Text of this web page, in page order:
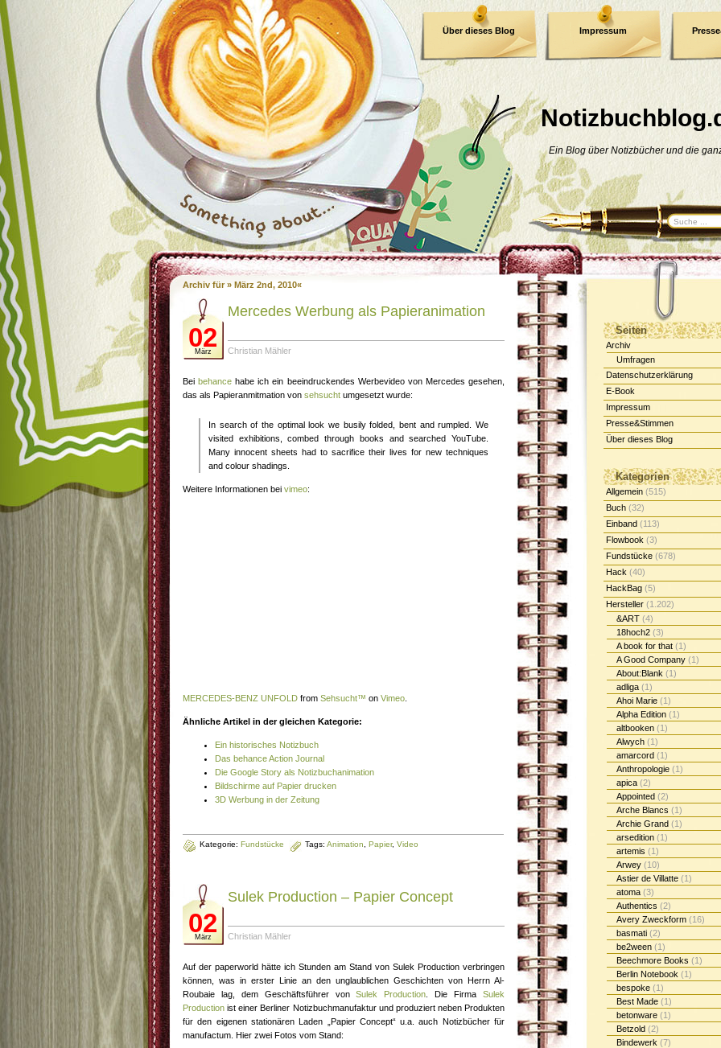
Ein Blog über Notizbücher und die
Über dieses Blog Impressum
Datenschutzerklärung
Archiv für » März 2nd, 2010«
02
März
Mercedes Werbung als Papieranimation
Christian Mähler
Beibehance habe ich ein beeindruckendes Werbevideo von Mercedes gesehen,
das als Papieranmitmation von sehsucht umgesetzt wurde:
In search of the optimal look we busily folded, bent and rumpled. We
visited exhibitions, combed through books and searched YouTube.
Many innocent sheets had to sacrifice their lives for new techniques
and colour shadings.
Weitere Informationen bei vimeo:
MERCEDES-BENZ UNFOLD from Sehsucht™ on Vimeo
Ähnliche Artikel in der gleichen Kategorie:
Ein historisches Notizbuch
Das behance Action Journal
Die Google Story als Notizbuchanimation
Bildschirme auf Papier drucken
3D Werbung in der Zeitung
Kategorie: Fundstücke Tags: Animation Papier, Video
02
März
Sulek Production – Papier Concept
Christian Mähler
Auf der paperworld hätte ich Stunden am Stand von Sulek Production verbringen
können, was in erster Linie an den unglaublichen Geschichten von Herrn Al-
Roubaie lag, dem Geschäftsführer vonSulek Production . Die FirmaSulek
Production ist einer Berliner Notizbuchmanufaktur und produziert neben Produkten
für den eigenen stationären Laden „Papier Concept“ u.a. auch Notizbücher für
manufactum. Hier zwei Fotos vom Stand:
Seiten
Archiv
Umfragen
Datenschutzerklärung
E-Book
Impressum
Presse&Stimmen
Über dieses Blog
Kategorien
Allgemein (515)
Buch (32)
Einband (113)
Flowbook (3)
Fundstücke (678)
Hack (40)
HackBag (5)
Hersteller (1.202)
&ART (4)
18hoch2 (3)
A book for that (1)
A Good Company (1)
About:Blank (1)
adliga (1)
Ahoi Marie (1)
Alpha Edition (1)
altbooken (1)
Alwych (1)
amarcord (1)
Anthropologie (1)
apica (2)
Appointed (2)
Arche Blancs (1)
Archie Grand (1)
arsedition (1)
artemis (1)
Arwey (10)
Astier de Villatte (1)
atoma (3)
Authentics (2)
Avery Zweckform (16)
basmati (2)
be2ween (1)
Beechmore Books (1)
Berlin Notebook (1)
bespoke (1)
Best Made (1)
betonware (1)
Betzold (2)
Bindewerk (7)